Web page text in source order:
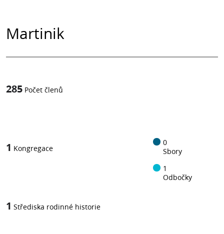
Martinik
285 Počet členů
1 Kongregace
0
Sbory
1
Odbočky
1 Střediska rodinné historie